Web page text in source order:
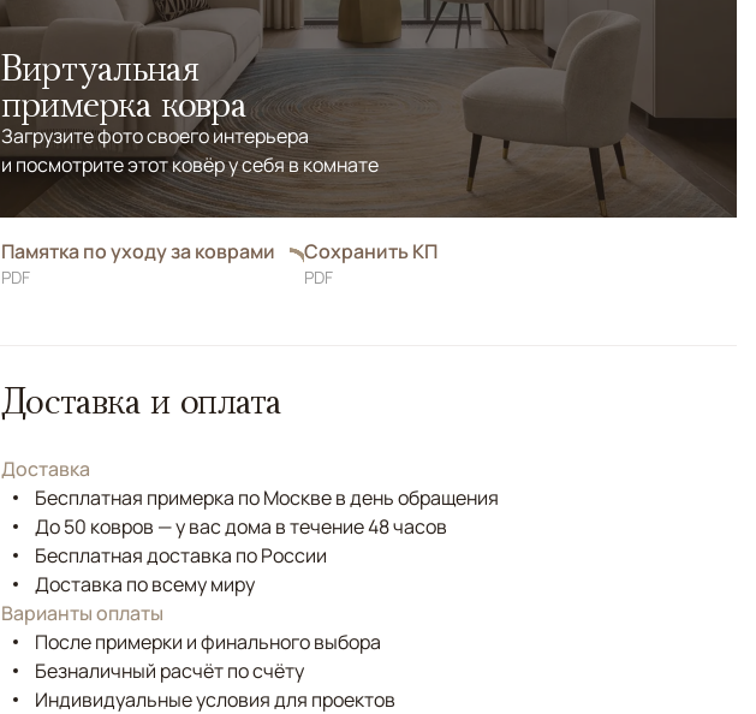
Виртуальная
примерка ковра
Загрузите фото своего интерьера
и посмотрите этот ковёр у себя в комнате
Памятка по уходу за коврами
PDF
Сохранить КП
PDF
Доставка и оплата
Доставка
Бесплатная примерка по Москве в день обращения
До 50 ковров — у вас дома в течение 48 часов
Бесплатная доставка по России
Доставка по всему миру
Варианты оплаты
После примерки и финального выбора
Безналичный расчёт по счёту
Индивидуальные условия для проектов